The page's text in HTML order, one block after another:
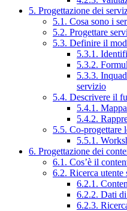
5. Progettazione dei
5.1. Cosa sono i
5.2. Progettare
5.3. Definire il
5.3.1.
5.3.2.
5.3.3.
servizio
5.4. Descrivere il
5.4.1.
5.4.2.
5.5. Co-progettare
5.5.1.
6. Progettazione dei
6.1. Cos’è il
6.2. Ricerca
6.2.1.
6.2.2. Dati
6.2.3.